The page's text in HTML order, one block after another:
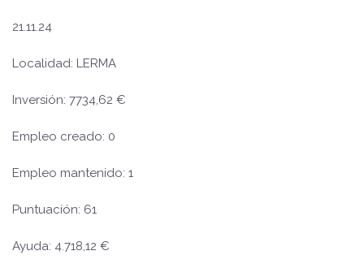
21.11.24
Localidad: LERMA
Inversión: 7734,62 €
Empleo creado: 0
Empleo mantenido: 1
Puntuación: 61
Ayuda: 4.718,12 €